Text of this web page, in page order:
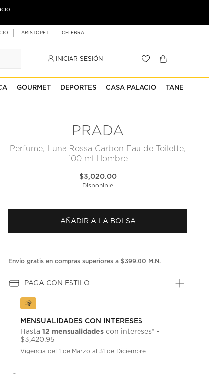
ARISTOPET CELEBRA
INICIAR SESIÓN
GOURMET DEPORTES CASA PALACIO TANE
PRADA
Perfume, Luna Rossa Carbon Eau de Toilette,
100 ml Hombre
$3,020.00
Disponible
AÑADIR A LA BOLSA
Envío gratis en compras superiores a $399.00 M.N.
PAGA CON ESTILO
MENSUALIDADES CON INTERESES
Hasta12 mensualidades con intereses* -
$3,420.95
Vigencia del 1 de Marzo al 31 de Diciembre